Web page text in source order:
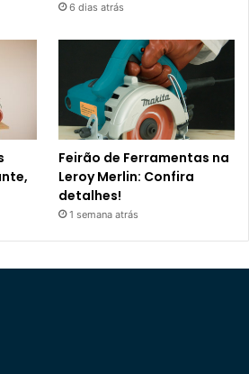
6 dias atrás
Feirão de Ferramentas na
Leroy Merlin: Confira
detalhes!
1 semana atrás